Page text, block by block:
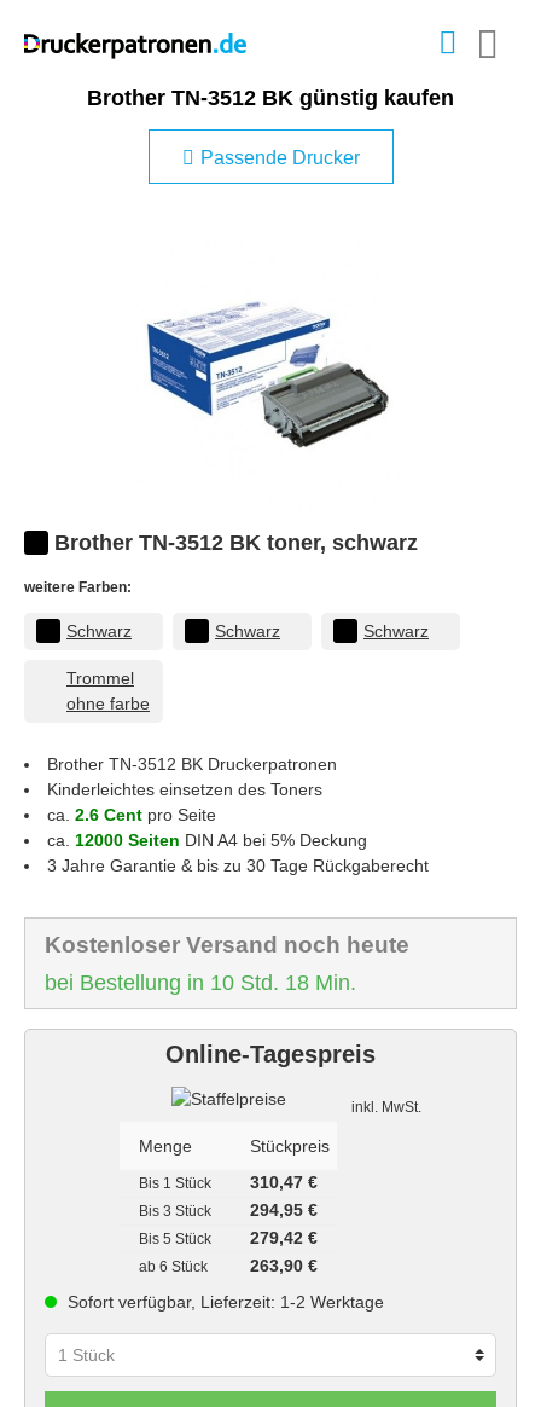
Brother TN-3512 BK günstig kaufen
Passende Drucker
Brother TN-3512 BK toner, schwarz
weitere Farben:
Schwarz Schwarz Schwarz
Trommel
ohne farbe
Brother TN-3512 BK Druckerpatronen
Kinderleichtes einsetzen des Toners
ca. 2.6 Cent pro Seite
ca. 12000 Seiten DIN A4 bei 5% Deckung
3 Jahre Garantie & bis zu 30 Tage Rückgaberecht
Kostenloser Versand noch heute
bei Bestellung in 10 Std. 18 Min.
Online-Tagespreis
Staffelpreise
Menge Stückpreis
Bis 1 Stück 310,47 €
Bis3 Stück 294,95 €
Bis5 Stück 279,42 €
ab6 Stück 263,90 €
inkl. MwSt.
Sofort verfügbar, Lieferzeit: 1-2 Werktage